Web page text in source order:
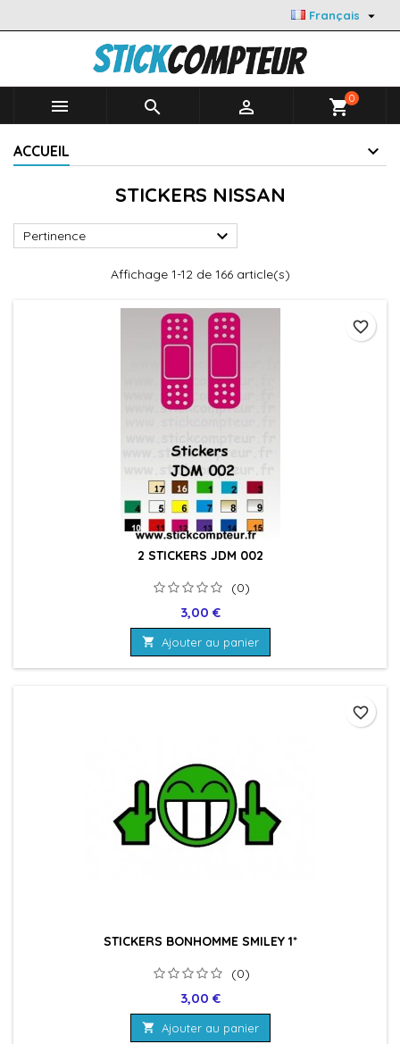
Français 
   shopping_cart0
ACCUEIL
STICKERS NISSAN
Pertinence 
Affichage 1-12 de 166 article(s)
2 STICKERS JDM 002
(0)
Prix
3,00 €
 Ajouter au panier
favorite_border
STICKERS BONHOMME SMILEY 1*
(0)
Prix
3,00 €
 Ajouter au panier
favorite_border